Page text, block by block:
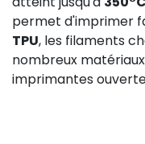
permet d'imprimer
TPU, les filaments
nombreux
imprimantes